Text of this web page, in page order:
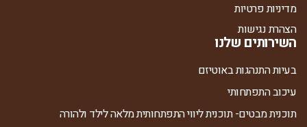
מדיניות פרטיות
הצהרת נגישות
השירותים שלנו
בעיות התנהגות באוטיזם
עיכוב התפתחותי
תוכנית מבטים- תוכנית ליווי התפתחותית מלאה לילד ולהורה